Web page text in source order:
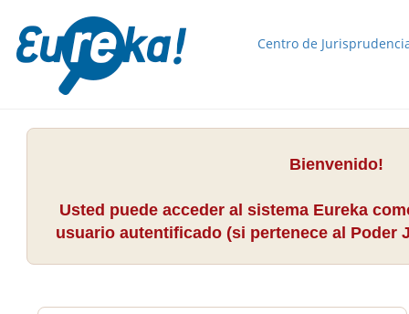
Centro de
Bienvenido!
Usted puede acceder al sistema Eureka
usuario autentificado (si pertenece al